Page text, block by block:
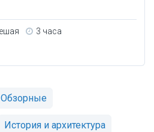
3 часа
Обзорные
История и архитектура